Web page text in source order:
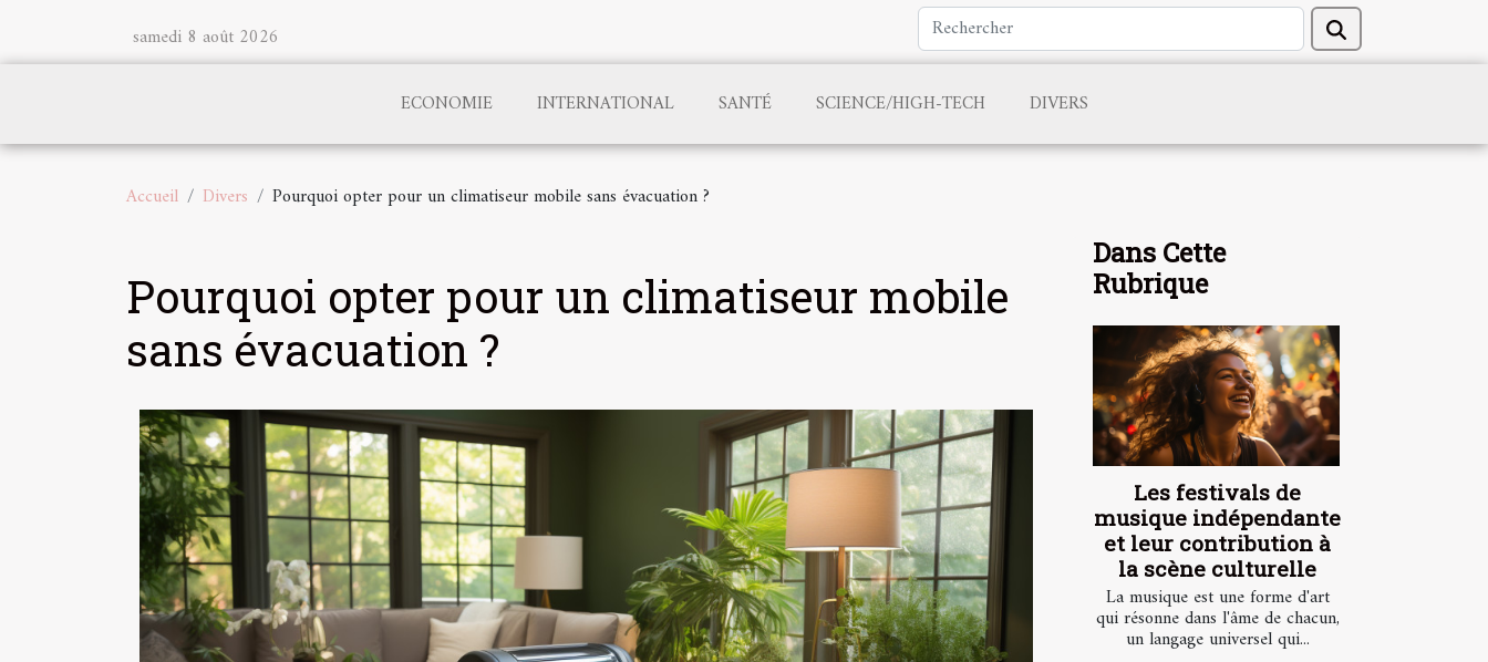
samedi 8 août 2026
ECONOMIE INTERNATIONAL SANTÉ SCIENCE/HIGH-TECH DIVERS
Accueil Divers Pourquoi opter pour un climatiseur mobile sans évacuation ?
Pourquoi opter pour un climatiseur mobile
sans évacuation ?
Dans Cette
Rubrique
Les festivals de
musique indépendante
et leur contribution à
la scène culturelle
La musique est une forme d'art
qui résonne dans l'âme de chacun,
un langage universel qui...